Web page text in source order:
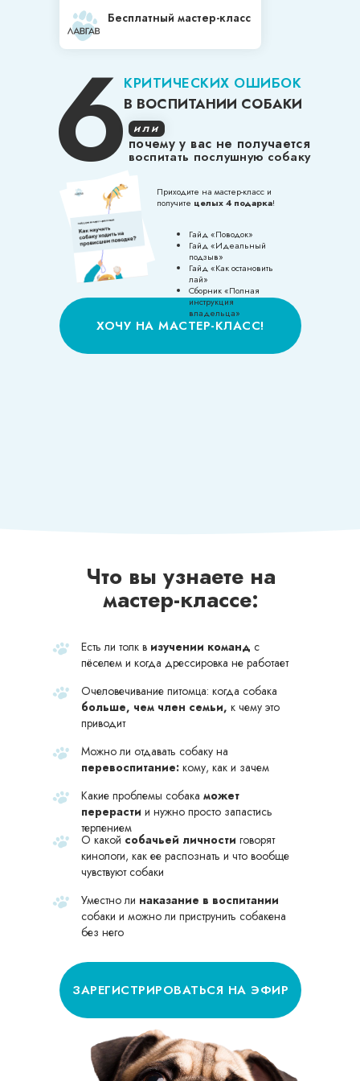
6КРИТИЧЕСКИХ ОШИБОК
ХОЧУ НА МАСТЕР-КЛАСС!
В ВОСПИТАНИИ СОБАКИ
Бесплатный мастер-класс
почему у вас не получается
воспитать послушную собаку
или
Приходите на мастер-класс и
получите целых 4 подарка!
Гайд «Поводок»
Гайд «Идеальный
подзыв»
Гайд «Как остановить
лай»
Сборник «Полная
инструкция
владельца»
Что вы узнаете на
мастер-классе:
Есть ли толк в изучении команд с
пёселем и когда дрессировка не работает
Уместно ли наказание в воспитании
собаки и можно ли приструнить собакена
без него
О какой собачьей личности говорят
кинологи, как ее распознать и что вообще
чувствуют собаки
Очеловечивание питомца: когда собака
больше, чем член семьи, к чему это
приводит
Какие проблемы собака может
перерасти и нужно просто запастись
терпением
Можно ли отдавать собаку на
перевоспитание: кому, как и зачем
ЗАРЕГИСТРИРОВАТЬСЯ НА ЭФИР